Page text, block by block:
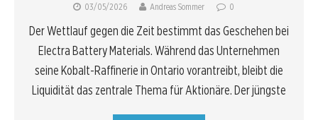
03/05/2026 Andreas Sommer 0
Der Wettlauf gegen die Zeit bestimmt das Geschehen bei
Electra Battery Materials. Während das Unternehmen
seine Kobalt-Raffinerie in Ontario vorantreibt, bleibt die
Liquidität das zentrale Thema für Aktionäre. Der jüngste